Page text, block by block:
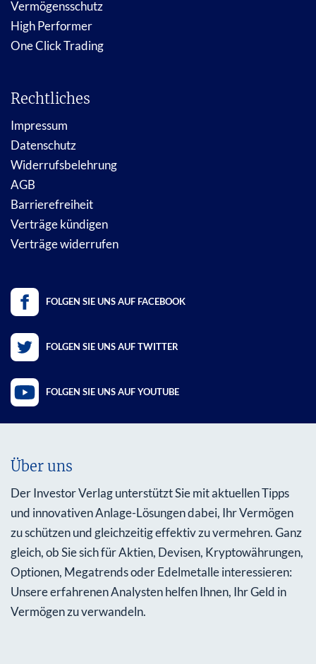
Vermögensschutz
High Performer
One Click Trading
Rechtliches
Impressum
Datenschutz
Widerrufsbelehrung
AGB
Barrierefreiheit
Verträge kündigen
Verträge widerrufen
FOLGEN SIE UNS AUF FACEBOOK
FOLGEN SIE UNS AUF TWITTER
FOLGEN SIE UNS AUF YOUTUBE
Über uns
Der Investor Verlag unterstützt Sie mit aktuellen Tipps
und innovativen Anlage-Lösungen dabei, Ihr Vermögen
zu schützen und gleichzeitig effektiv zu vermehren. Ganz
gleich, ob Sie sich für Aktien, Devisen, Kryptowährungen,
Optionen, Megatrends oder Edelmetalle interessieren:
Unsere erfahrenen Analysten helfen Ihnen, Ihr Geld in
Vermögen zu verwandeln.